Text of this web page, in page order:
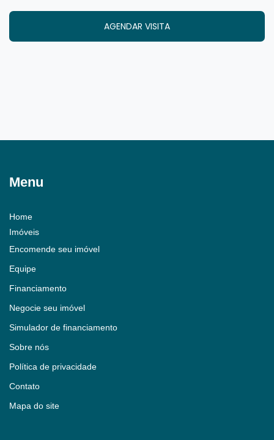
Menu
Home
Imóveis
Encomende seu imóvel
Equipe
Financiamento
Negocie seu imóvel
Simulador de financiamento
Sobre nós
Política de privacidade
Contato
Mapa do site